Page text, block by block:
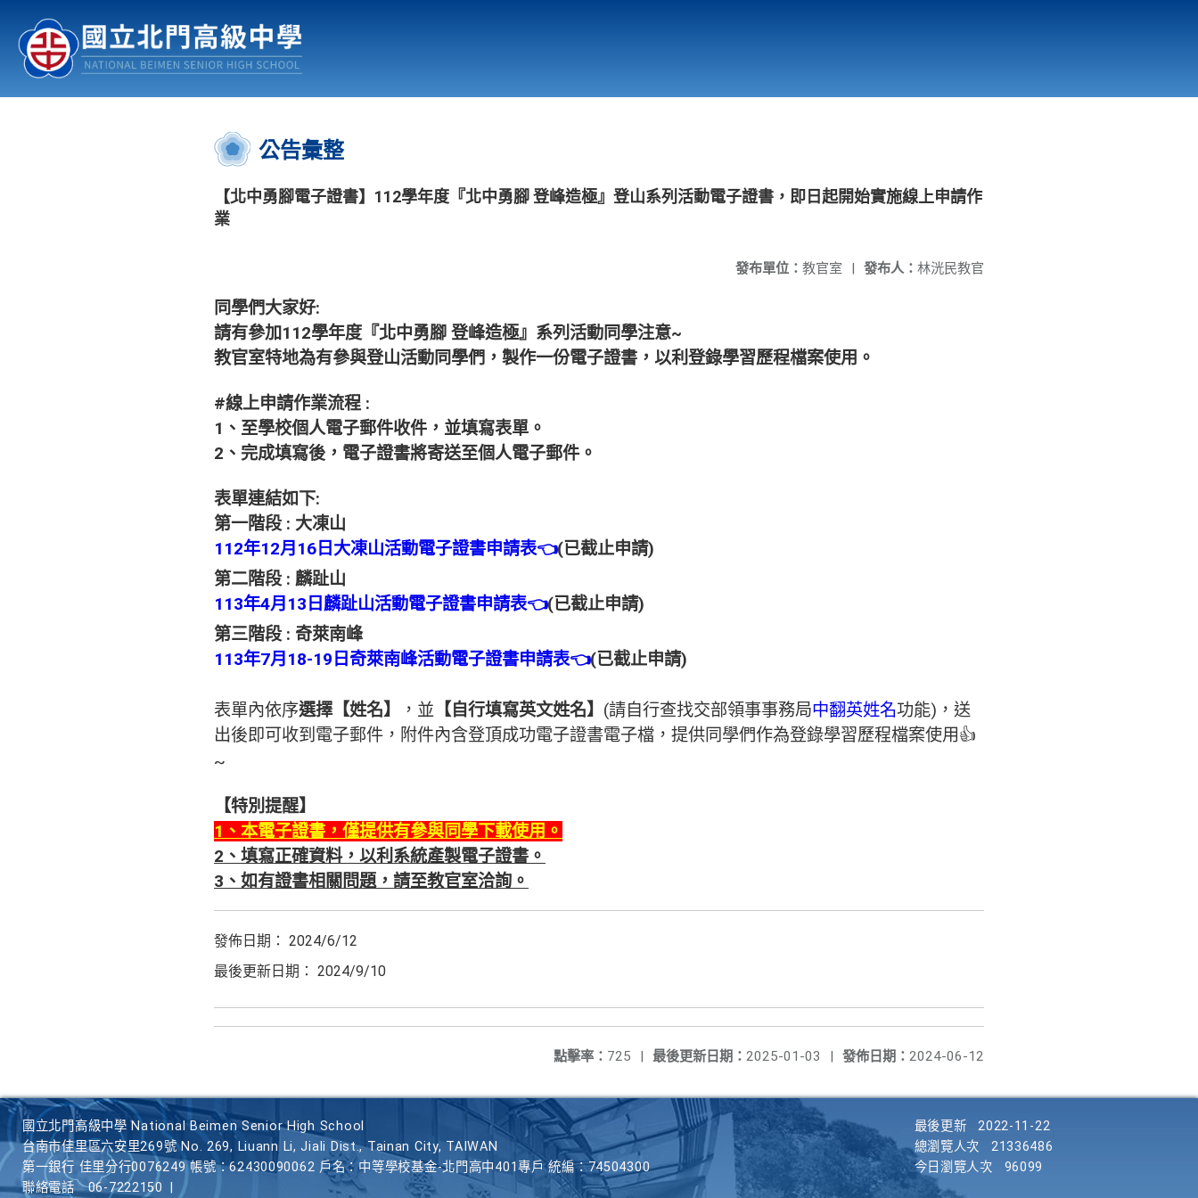
認識北中 行事曆
:::
公告彙整
【北中勇腳電子證書】112學年度『北中勇腳 登峰造極』登山系列活動電子證書，即日起開始實施線上申請作
業
發布人： 林洸民教官
發布單位： 教官室 |
同學們大家好:
請有參加112學年度『北中勇腳 登峰造極』系列活動同學注意~
教官室特地為有參與登山活動同學們，製作一份電子證書，以利登錄學習歷程檔案使用。
#線上申請作業流程 :
1、至學校個人電子郵件收件，並填寫表單。
2、完成填寫後，電子證書將寄送至個人電子郵件。
表單連結如下:
第一階段 : 大凍山
112年12月16日大凍山活動電子證書申請表👈(已截止申請)
第二階段 : 麟趾山
113年4月13日麟趾山活動電子證書申請表👈(已截止申請)
第三階段 : 奇萊南峰
113年7月18-19日奇萊南峰活動電子證書申請表👈(已截止申請)
表單內依序選擇【姓名】 ，並 【自行填寫英文姓名】 (請自行查找交部領事事務局中翻英姓名功能)，送
出後即可收到電子郵件，附件內含登頂成功電子證書電子檔，提供同學們作為登錄學習歷程檔案使用👍
~​
【特別提醒】
1、本電子證書，僅提供有參與同學下載使用。
2、填寫正確資料，以利系統產製電子證書。
3、如有證書相關問題，請至教官室洽詢。
發佈日期： 2024/6/12
最後更新日期： 2024/9/10
發佈日期： 2024-06-12
最後更新日期： 2025-01-03 |
點擊率： 725 |
國立北門高級中學 National Beimen Senior High School
台南市佳里區六安里269號 No. 269, Liuann Li, Jiali Dist., Tainan City, TAIWAN
第一銀行 佳里分行0076249 帳號：62430090062 戶名：中等學校基金-北門高中401專戶 統編：74504300
聯絡電話
06-7222150
最後更新
2022-11-22
總瀏覽人次
21336486
今日瀏覽人次
96099